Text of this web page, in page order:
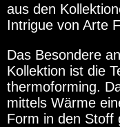
aus den
Intrigue von Arte
Das Besondere
Kollektion ist die
thermoforming.
mittels Wärme
Form in den Stoff